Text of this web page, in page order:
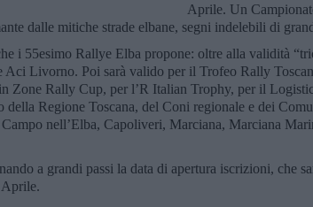
Aprile. Un
dalle mitiche strade elbane, segni indelebili di
i 55esimo Rallye Elba propone: oltre alla validità
Aci Livorno. Poi sarà valido per il Trofeo Rally
Zone Rally Cup, per l’R Italian Trophy, per il
Regione Toscana, del Coni regionale e dei
Campo nell’Elba, Capoliveri, Marciana, Marciana
a grandi passi la data di apertura iscrizioni, che